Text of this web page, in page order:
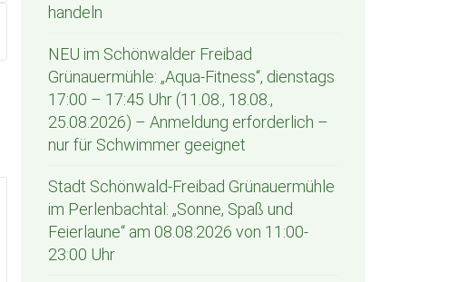
handeln
NEU im Schönwalder Freibad
Grünauermühle: „Aqua-Fitness“, dienstags
17:00 – 17:45 Uhr (11.08., 18.08.,
25.08.2026) – Anmeldung erforderlich –
nur für Schwimmer geeignet
Stadt Schönwald-Freibad Grünauermühle
im Perlenbachtal: „Sonne, Spaß und
Feierlaune“ am 08.08.2026 von 11:00-
23:00 Uhr